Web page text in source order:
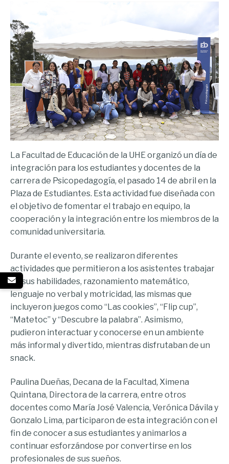
La Facultad de Educación de la UHE organizó un día de
integración para los estudiantes y docentes de la
carrera de Psicopedagogía, el pasado 14 de abril en la
Plaza de Estudiantes. Esta actividad fue diseñada con
el objetivo de fomentar el trabajo en equipo, la
cooperación y la integración entre los miembros de la
comunidad universitaria.
Durante el evento, se realizaron diferentes
actividades que permitieron a los asistentes trabajar
en sus habilidades, razonamiento matemático,
lenguaje no verbal y motricidad, las mismas que
incluyeron juegos como “Las cookies”, “Flip cup”,
“Matetoc” y “Descubre la palabra”. Asimismo,
pudieron interactuar y conocerse en un ambiente
más informal y divertido, mientras disfrutaban de un
snack.
Paulina Dueñas, Decana de la Facultad, Ximena
Quintana, Directora de la carrera, entre otros
docentes como María José Valencia, Verónica Dávila y
Gonzalo Lima, participaron de esta integración con el
fin de conocer a sus estudiantes y animarlos a
continuar esforzándose por convertirse en los
profesionales de sus sueños.